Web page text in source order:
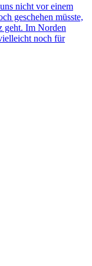
nicht vor einem
geschehen müsste,
geht. Im Norden
noch für